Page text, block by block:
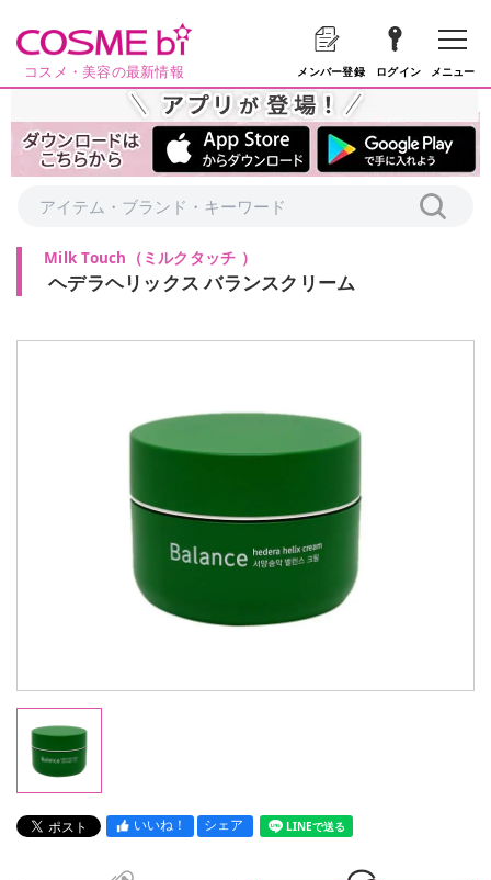
コスメ・美容の最新情報 メンバー登録 ログイン メニュー
Milk Touch （ ミルクタッチ ）
ヘデラヘリックス バランスクリーム
いいね！ シェア LINEで送る